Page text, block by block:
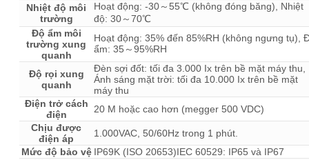
Nhiệt độ môi
trường
Hoạt động: -30～55℃ (không đóng băng), Nhiệt
độ: 30～70℃
Độ ẩm môi
trường xung
quanh
Hoạt động: 35% đến 85%RH (không ngưng tụ),
ẩm: 35～95%RH
Độ rọi xung
quanh
Đèn sợi đốt: tối đa 3.000 Ix trên bề mặt máy thu,
Ánh sáng mặt trời: tối đa 10.000 Ix trên bề mặt
máy thu
Điện trở cách
điện
20 M hoặc cao hơn (megger 500 VDC)
Chịu được
điện áp
1.000VAC, 50/60Hz trong 1 phút.
Mức độ bảo vệ IP69K (ISO 20653)IEC 60529: IP65 và IP67